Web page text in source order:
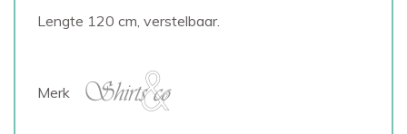
Lengte 120 cm, verstelbaar.
Merk